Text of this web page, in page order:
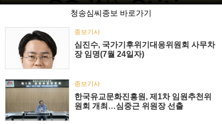
청송심씨종보 바로가기
종보기사
심진수, 국가기후위기대응위원회 사무차
장 임명(7월 24일자)
종보기사
한국유교문화진흥원, 제1차 임원추천위
원회 개최…심중근 위원장 선출